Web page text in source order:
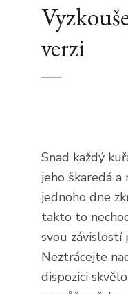
verzi
Snad každý
jeho škaredá a
jednoho dne
takto to
svou závislostí
Neztrácejte
dispozici